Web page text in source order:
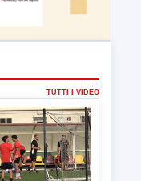
TUTTI I VIDEO